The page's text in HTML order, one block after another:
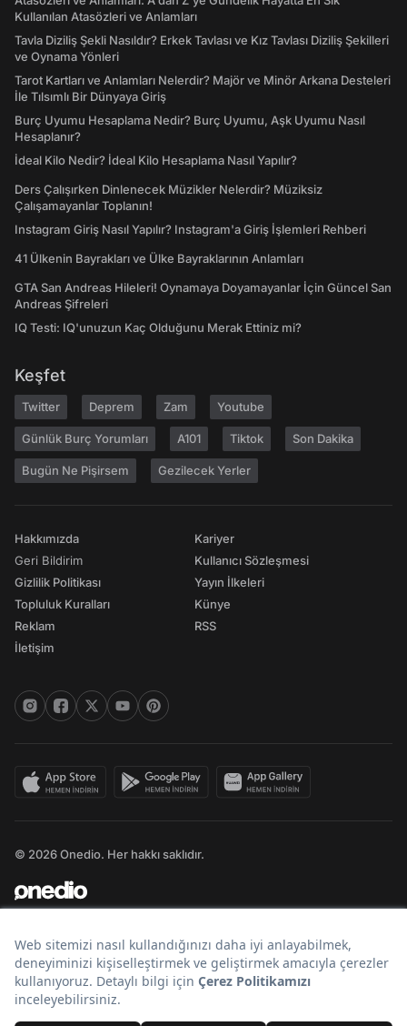
Kullanılan Atasözleri ve Anlamları
Tavla Diziliş Şekli Nasıldır? Erkek Tavlası ve Kız Tavlası Diziliş Şekilleri
ve Oynama Yönleri
Tarot Kartları ve Anlamları Nelerdir? Majör ve Minör Arkana Desteleri
İle Tılsımlı Bir Dünyaya Giriş
Burç Uyumu Hesaplama Nedir? Burç Uyumu, Aşk Uyumu Nasıl
Hesaplanır?
İdeal Kilo Nedir? İdeal Kilo Hesaplama Nasıl Yapılır?
Ders Çalışırken Dinlenecek Müzikler Nelerdir? Müziksiz
Çalışamayanlar Toplanın!
Instagram Giriş Nasıl Yapılır? Instagram'a Giriş İşlemleri Rehberi
41 Ülkenin Bayrakları ve Ülke Bayraklarının Anlamları
GTA San Andreas Hileleri! Oynamaya Doyamayanlar İçin Güncel San
Andreas Şifreleri
IQ Testi: IQ'unuzun Kaç Olduğunu Merak Ettiniz mi?
Keşfet
Twitter Deprem Zam Youtube
Günlük Burç Yorumları A101 Tiktok Son Dakika
Bugün Ne Pişirsem Gezilecek Yerler
Hakkımızda
Geri Bildirim
Gizlilik Politikası
Topluluk Kuralları
Reklam
İletişim
Kariyer
Kullanıcı Sözleşmesi
Yayın İlkeleri
Künye
RSS
© 2026 Onedio. Her hakkı saklıdır.
Bir markasıdır.